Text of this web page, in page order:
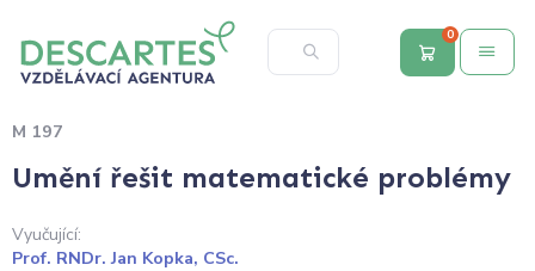
0
M 197
Umění řešit matematické problémy
Vyučující:
Prof. RNDr. Jan Kopka, CSc.